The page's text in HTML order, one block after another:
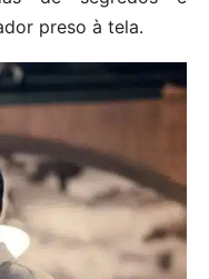
preso à tela.